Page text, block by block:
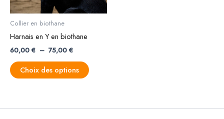
Collier en biothane
Harnais en Y en biothane
60,00 € – 75,00 €
Choix des options
peuvent
page